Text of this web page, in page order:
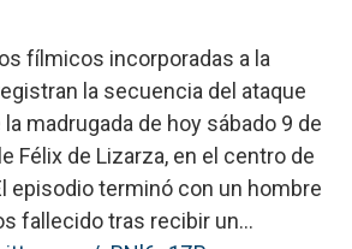
fílmicos incorporadas a la
la secuencia del ataque
madrugada de hoy sábado 9 de
Félix de Lizarza, en el centro de
episodio terminó con un hombre
fallecido tras recibir un…